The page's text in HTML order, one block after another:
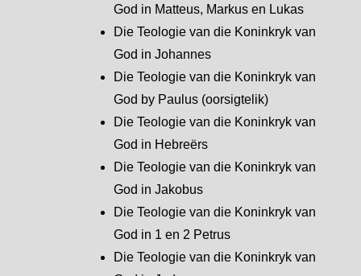
God in Matteus, Markus en Lukas
Die Teologie van die Koninkryk van
God in Johannes
Die Teologie van die Koninkryk van
God by Paulus (oorsigtelik)
Die Teologie van die Koninkryk van
God in Hebreërs
Die Teologie van die Koninkryk van
God in Jakobus
Die Teologie van die Koninkryk van
God in 1 en 2 Petrus
Die Teologie van die Koninkryk van